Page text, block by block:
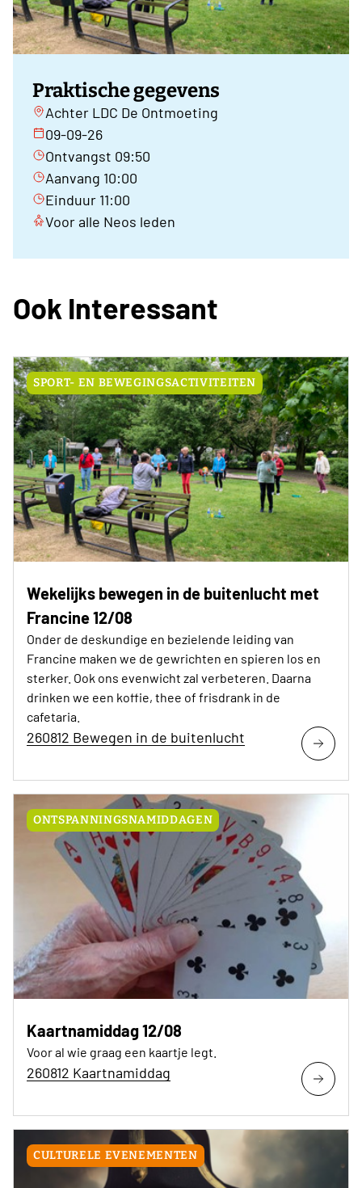
Praktische gegevens
Achter LDC De Ontmoeting
09-09-26
Ontvangst 09:50
Aanvang 10:00
Einduur 11:00
Voor alle Neos leden
Ook Interessant
SPORT- EN BEWEGINGSACTIVITEITEN
Wekelijks bewegen in de buitenlucht met
Francine 12/08
Onder de deskundige en bezielende leiding van
Francine maken we de gewrichten en spieren los en
sterker. Ook ons evenwicht zal verbeteren. Daarna
drinken we een koffie, thee of frisdrank in de
cafetaria.
260812 Bewegen in de buitenlucht
ONTSPANNINGSNAMIDDAGEN
Kaartnamiddag 12/08
Voor al wie graag een kaartje legt.
260812 Kaartnamiddag
CULTURELE EVENEMENTEN